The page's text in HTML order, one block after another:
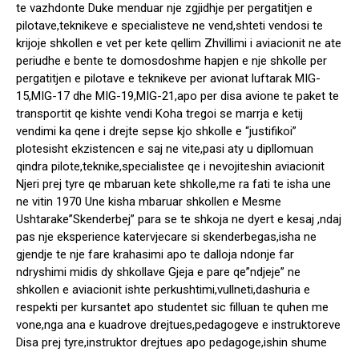
te vazhdonte Duke menduar nje zgjidhje per pergatitjen e
pilotave,teknikeve e specialisteve ne vend,shteti vendosi te
krijoje shkollen e vet per kete qellim Zhvillimi i aviacionit ne ate
periudhe e bente te domosdoshme hapjen e nje shkolle per
pergatitjen e pilotave e teknikeve per avionat luftarak MIG-
15,MIG-17 dhe MIG-19,MIG-21,apo per disa avione te paket te
transportit qe kishte vendi Koha tregoi se marrja e ketij
vendimi ka qene i drejte sepse kjo shkolle e “justifikoi”
plotesisht ekzistencen e saj ne vite,pasi aty u dipllomuan
qindra pilote,teknike,specialistee qe i nevojiteshin aviacionit
Njeri prej tyre qe mbaruan kete shkolle,me ra fati te isha une
ne vitin 1970 Une kisha mbaruar shkollen e Mesme
Ushtarake”Skenderbej” para se te shkoja ne dyert e kesaj ,ndaj
pas nje eksperience katervjecare si skenderbegas,isha ne
gjendje te nje fare krahasimi apo te dalloja ndonje far
ndryshimi midis dy shkollave Gjeja e pare qe”ndjeje” ne
shkollen e aviacionit ishte perkushtimi,vullneti,dashuria e
respekti per kursantet apo studentet sic filluan te quhen me
vone,nga ana e kuadrove drejtues,pedagogeve e instruktoreve
Disa prej tyre,instruktor drejtues apo pedagoge,ishin shume